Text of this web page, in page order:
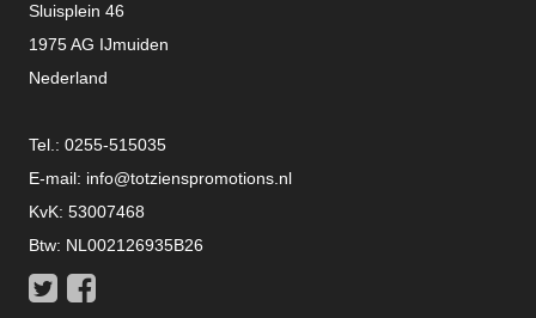
Sluisplein 46
1975 AG IJmuiden
Nederland
Tel.: 0255-515035
E-mail: info@totzienspromotions.nl
KvK: 53007468
Btw: NL002126935B26
Twitter